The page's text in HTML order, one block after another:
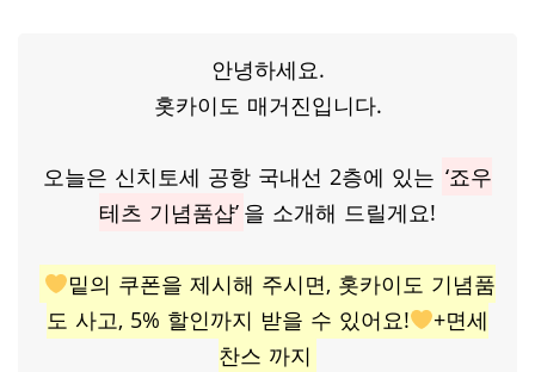
안녕하세요.
홋카이도 매거진입니다.
오늘은 신치토세 공항 국내선 2층에 있는 ‘죠우
테츠 기념품샵’ 을 소개해 드릴게요!
밑의 쿠폰을 제시해 주시면, 홋카이도 기념품
도 사고, 5% 할인까지 받을 수 있어요!
+면세
찬스 까지